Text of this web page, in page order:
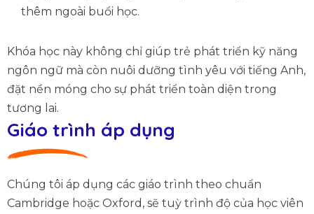
thêm ngoài buổi học.
Khóa học này không chỉ giúp trẻ phát triển kỹ năng
ngôn ngữ mà còn nuôi dưỡng tình yêu với tiếng Anh,
đặt nền móng cho sự phát triển toàn diện trong
tương lai.
Giáo trình áp dụng
Chúng tôi áp dụng các giáo trình theo chuẩn
Cambridge hoặc Oxford, sẽ tuỳ trình độ của học viên